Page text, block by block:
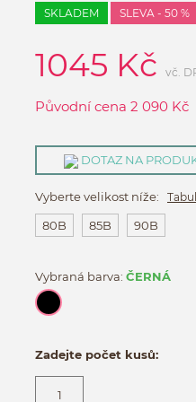
SKLADEM SLEVA - 50 %
1045 Kč vč.
Původní cena 2 090 Kč
DOTAZ NA
Vyberte velikost níže:
80B 85B 90B
Vybraná barva: ČERNÁ
Zadejte počet kusů: